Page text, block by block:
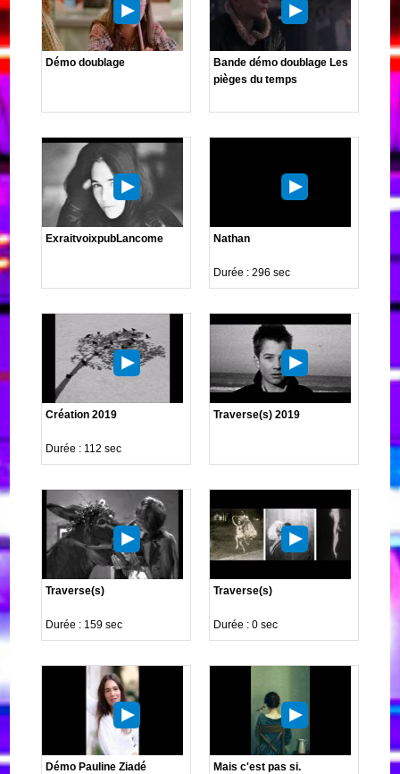
Démo doublage
Bande démo doublage Les
pièges du temps
ExraitvoixpubLancome Nathan
Durée : 296 sec
Création 2019
Durée : 112 sec
Traverse(s) 2019
Traverse(s)
Durée : 159 sec
Traverse(s)
Durée : 0 sec
Démo Pauline Ziadé Mais c'est pas si.